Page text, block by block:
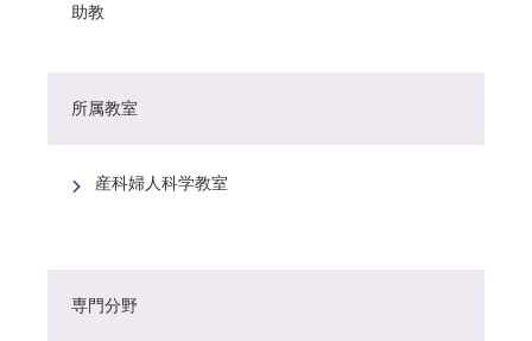
助教
所属教室
産科婦人科学教室
専門分野